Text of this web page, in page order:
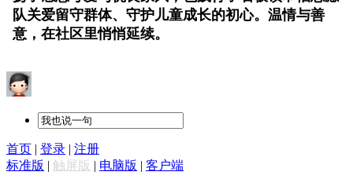
队关爱留守群体、守护儿童成长的初心。温情与善
意，在社区里悄悄延续。
首页 | 登录 | 注册
标准版 | 触屏版 | 电脑版 | 客户端